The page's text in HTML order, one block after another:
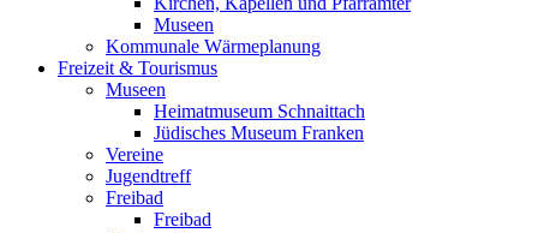
Museen
Kommunale Wärmeplanung
Freizeit & Tourismus
Museen
Heimatmuseum Schnaittach
Jüdisches Museum Franken
Vereine
Jugendtreff
Freibad
Freibad